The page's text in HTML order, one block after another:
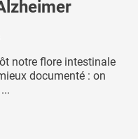
notre flore intestinale
documenté : on